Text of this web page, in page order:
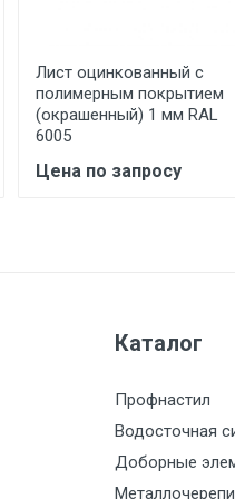
35р./км за МКАД
35р./км за МКАД
40р./км за МКАД
Лист оцинкованный с
полимерным покрытием
(окрашенный) 1 мм RAL
6005
Цена по запросу
Каталог
Профнастил
Водосточная
Доборные